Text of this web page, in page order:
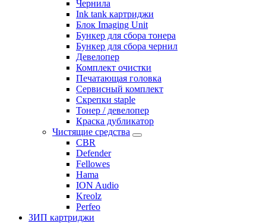
Чернила
Ink tank картриджи
Блок Imaging Unit
Бункер для сбора тонера
Бункер для сбора чернил
Девелопер
Комплект очистки
Печатающая головка
Сервисный комплект
Скрепки staple
Тонер / девелопер
Краска дубликатор
Чистящие средства
CBR
Defender
Fellowes
Hama
ION Audio
Kreolz
Perfeo
ЗИП картриджи